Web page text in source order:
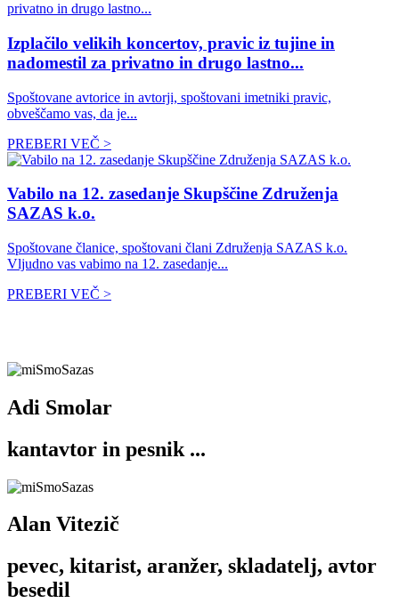
Izplačilo velikih koncertov, pravic iz tujine in
nadomestil za privatno in drugo lastno...
Spoštovane avtorice in avtorji, spoštovani imetniki pravic,
obveščamo vas, da je...
PREBERI VEČ >
Vabilo na 12. zasedanje Skupščine Združenja
SAZAS k.o.
Spoštovane članice, spoštovani člani Združenja SAZAS k.o.
Vljudno vas vabimo na 12. zasedanje...
PREBERI VEČ >
Adi Smolar
kantavtor in pesnik ...
Alan Vitezič
pevec, kitarist, aranžer, skladatelj, avtor
besedil